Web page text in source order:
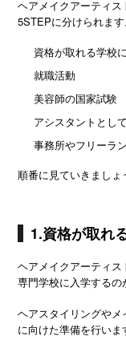
ヘアメイクアーティ
5STEPに分けられます
資格が取れる学校
就職活動
美容師の国家試験
アシスタントとし
事務所やフリーラ
順番に見ていきましょ
1.資格が取れ
ヘアメイクアーティ
専門学校に入学するの
ヘアスタイリングや
に向けた準備を行いま